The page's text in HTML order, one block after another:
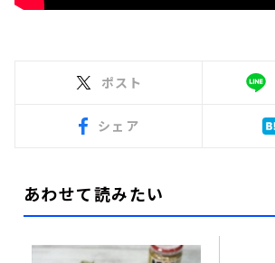
ポスト
シェア
あわせて読みたい